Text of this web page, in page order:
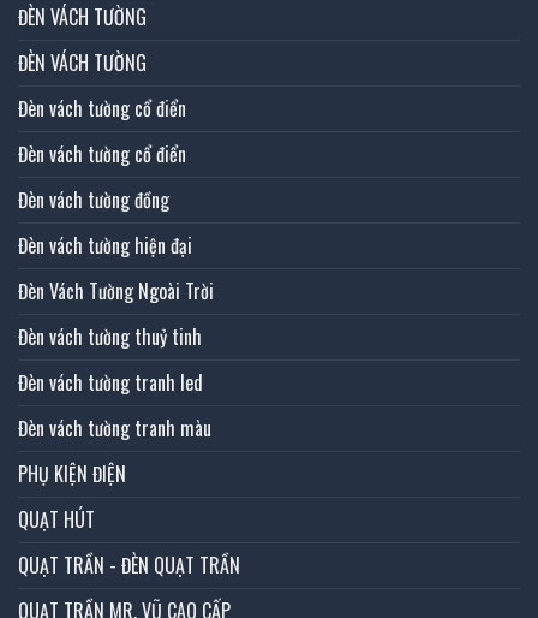
ĐÈN VÁCH TƯỜNG
ĐÈN VÁCH TƯỜNG
Đèn vách tường cổ điển
Đèn vách tường cổ điển
Đèn vách tường đồng
Đèn vách tường hiện đại
Đèn Vách Tường Ngoài Trời
Đèn vách tường thuỷ tinh
Đèn vách tường tranh led
Đèn vách tường tranh màu
PHỤ KIỆN ĐIỆN
QUẠT HÚT
QUẠT TRẦN - ĐÈN QUẠT TRẦN
QUẠT TRẦN MR. VŨ CAO CẤP